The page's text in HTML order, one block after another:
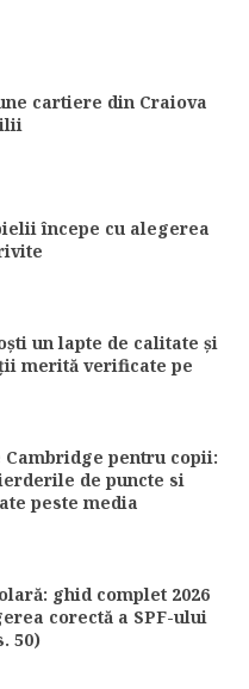
cartiere din Craiova
începe cu alegerea
un lapte de calitate și
merită verificate pe
Cambridge pentru copii:
de puncte si
peste media
ghid complet 2026
corectă a SPF-ului
50)